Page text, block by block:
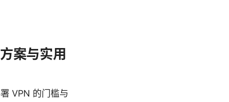
案与实用
VPN 的门槛与